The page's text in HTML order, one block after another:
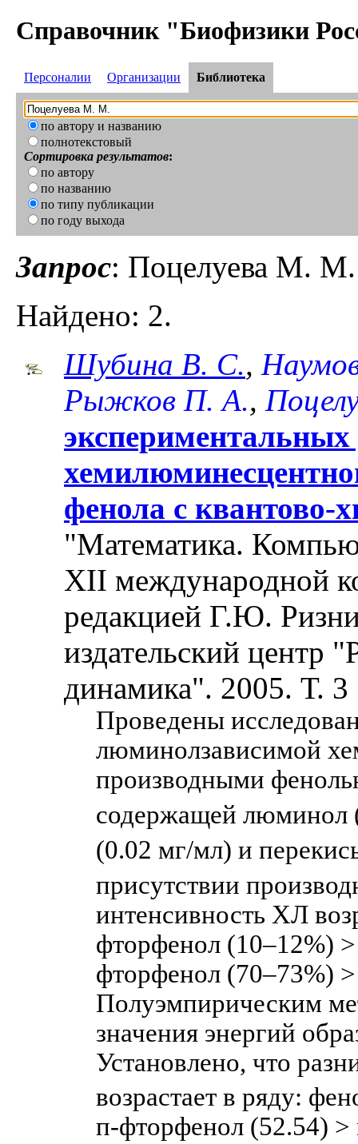
Справочник "Биофизики
Персоналии Организации Библиотека
по автору и названию
полнотекстовый
Сортировка результатов:
по автору
по названию
по типу публикации
по году выхода
Запрос: Поцелуева М. М.
Найдено: 2.
Шубина В. С.,
Рыжков П. А.,
фенола с квантово-
"Математика.
XII международной
редакцией Г.Ю.
издательский центр
динамика". 2005. Т. 3
Проведены
люминолзависимой
производными
содержащей люминол
(0.02 мг/мл) и
присутствии
интенсивность ХЛ
фторфенол (10–12%)
фторфенол (70–73%)
Полуэмпирическим
значения энергий
Установлено, что
возрастает в ряду:
п-фторфенол (52.54)